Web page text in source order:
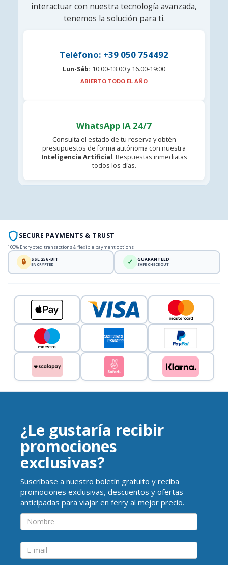
interactuar con nuestra tecnología avanzada,
tenemos la solución para ti.
Teléfono: +39 050 754492
Lun-Sáb: 10:00-13:00 y 16.00-19:00
ABIERTO TODO EL AÑO
WhatsApp IA 24/7
Consulta el estado de tu reserva y obtén
presupuestos de forma autónoma con nuestra
Inteligencia Artificial. Respuestas inmediatas
todos los días.
SECURE PAYMENTS & TRUST
100% Encrypted transactions & flexible payment options
🔒 SSL 256-BIT
ENCRYPTED ✓ GUARANTEED
SAFE CHECKOUT
¿Le gustaría recibir
promociones
exclusivas?
Suscríbase a nuestro boletín gratuito y reciba
promociones exclusivas, descuentos y ofertas
anticipadas para viajar en ferry al mejor precio.